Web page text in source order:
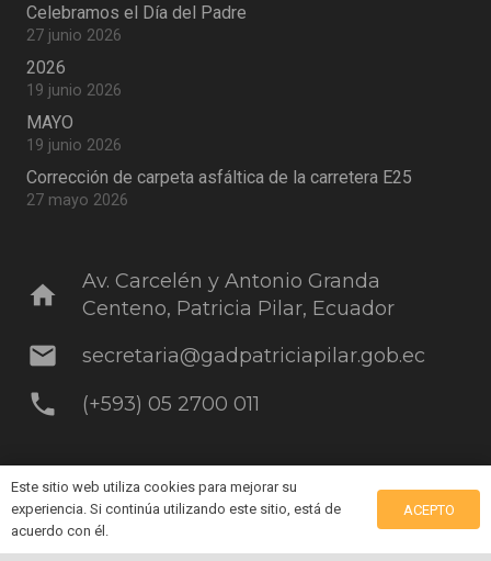
Celebramos el Día del Padre
27 junio 2026
2026
19 junio 2026
MAYO
19 junio 2026
Corrección de carpeta asfáltica de la carretera E25
27 mayo 2026
home
Av. Carcelén y Antonio Granda
Centeno, Patricia Pilar, Ecuador
mail secretaria@gadpatriciapilar.gob.ec
phone (+593) 05 2700 011
Este sitio web utiliza cookies para mejorar su
experiencia. Si continúa utilizando este sitio, está de
acuerdo con él.
ACEPTO